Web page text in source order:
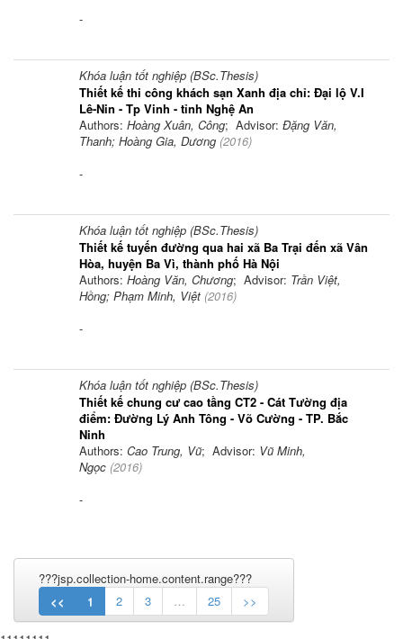
-
Khóa luận tốt nghiệp (BSc.Thesis)
Thiết kế thi công khách sạn Xanh địa chỉ: Đại lộ V.I
Lê-Nin - Tp Vinh - tỉnh Nghệ An
Authors: Hoàng Xuân, Công; Advisor: Đặng Văn,
Thanh; Hoàng Gia, Dương (2016)
-
Khóa luận tốt nghiệp (BSc.Thesis)
Thiết kế tuyến đường qua hai xã Ba Trại đến xã Vân
Hòa, huyện Ba Vì, thành phố Hà Nội
Authors: Hoàng Văn, Chương; Advisor: Trần Việt,
Hồng; Phạm Minh, Việt (2016)
-
Khóa luận tốt nghiệp (BSc.Thesis)
Thiết kế chung cư cao tầng CT2 - Cát Tường địa
điểm: Đường Lý Anh Tông - Võ Cường - TP. Bắc
Ninh
Authors: Cao Trung, Vũ; Advisor: Vũ Minh,
Ngọc (2016)
-
???jsp.collection-home.content.range???
<<
1 2 3 … 25 >>